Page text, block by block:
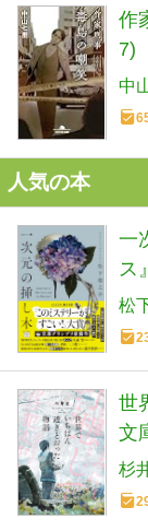
作
7)
中
人気の本
一
ス
松
世
文
杉